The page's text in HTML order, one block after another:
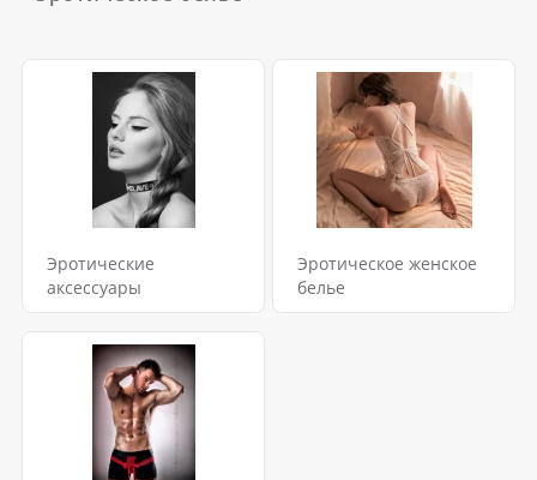
Эротические
аксессуары
Эротическое женское
белье